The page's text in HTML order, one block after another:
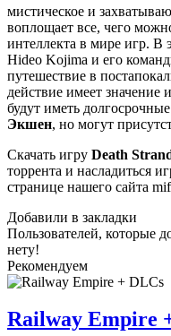
мистическое и
воплощает все, чего
интеллекта в мире игр. В
Hideo Kojima и его
путешествие в
действие имеет
будут иметь
Экшен, но могут
Скачать игру Death
торрента и насладиться
странице нашего сайта
Добавили в закладки
Пользователей, которые
нету!
Рекомендуем
Railway Empire